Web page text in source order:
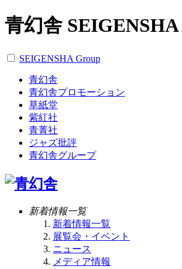
青幻舎
SEIGENSHA Group
青幻舎
青幻舎プロモーション
草紙堂
紫紅社
青菁社
ジャズ批評
青幻舎グループ
新着情報一覧
新着情報一覧
展覧会・イベント
ニュース
メディア情報